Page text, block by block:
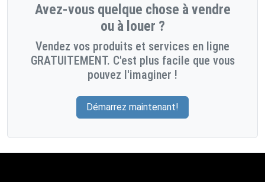
Avez-vous quelque chose à vendre
ou à louer ?
Vendez vos produits et services en ligne
GRATUITEMENT. C'est plus facile que vous
pouvez l'imaginer !
Démarrez maintenant!